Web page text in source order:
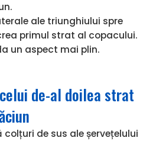
ale triunghiului spre
primul strat al copacului.
un aspect mai plin.
de-al doilea strat
de sus ale șervețelului